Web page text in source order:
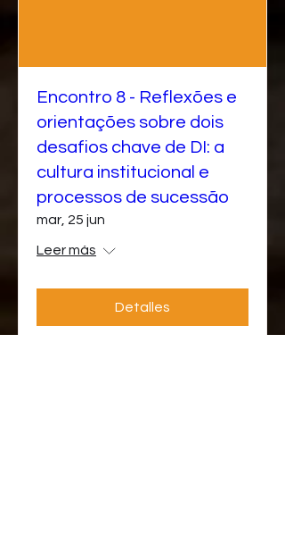
Encontro 8 - Reflexões e
orientações sobre dois
desafios chave de DI: a
cultura institucional e
processos de sucessão
mar, 25 jun
Leer más
Detalles